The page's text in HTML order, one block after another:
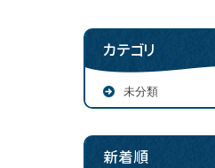
カテゴリ
未分類
新着順